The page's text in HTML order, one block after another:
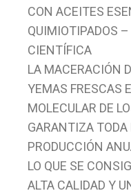
CON ACEITES
QUIMIOTIPADOS
CIENTÍFICA
LA MACERACIÓN
YEMAS FRESCAS
MOLECULAR DE
GARANTIZA TODA
PRODUCCIÓN
LO QUE SE
ALTA CALIDAD Y